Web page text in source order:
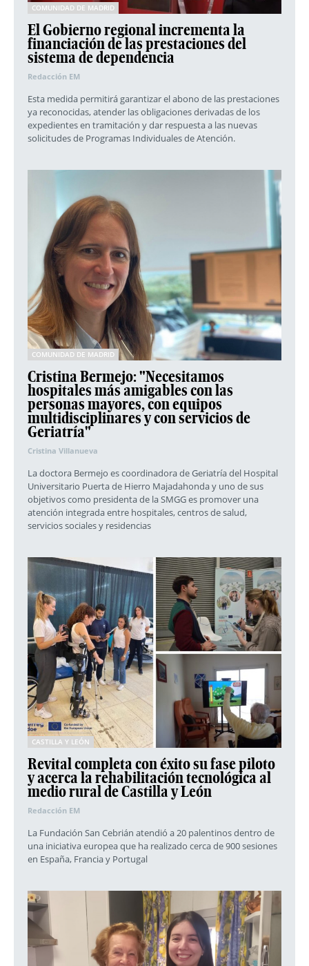
COMUNIDAD DE MADRID
El Gobierno regional incrementa la
financiación de las prestaciones del
sistema de dependencia
Redacción EM
Esta medida permitirá garantizar el abono de las prestaciones
ya reconocidas, atender las obligaciones derivadas de los
expedientes en tramitación y dar respuesta a las nuevas
solicitudes de Programas Individuales de Atención.
COMUNIDAD DE MADRID
Cristina Bermejo: "Necesitamos
hospitales más amigables con las
personas mayores, con equipos
multidisciplinares y con servicios de
Geriatría"
Cristina Villanueva
La doctora Bermejo es coordinadora de Geriatría del Hospital
Universitario Puerta de Hierro Majadahonda y uno de sus
objetivos como presidenta de la SMGG es promover una
atención integrada entre hospitales, centros de salud,
servicios sociales y residencias
CASTILLA Y LEÓN
Revital completa con éxito su fase piloto
y acerca la rehabilitación tecnológica al
medio rural de Castilla y León
Redacción EM
La Fundación San Cebrián atendió a 20 palentinos dentro de
una iniciativa europea que ha realizado cerca de 900 sesiones
en España, Francia y Portugal